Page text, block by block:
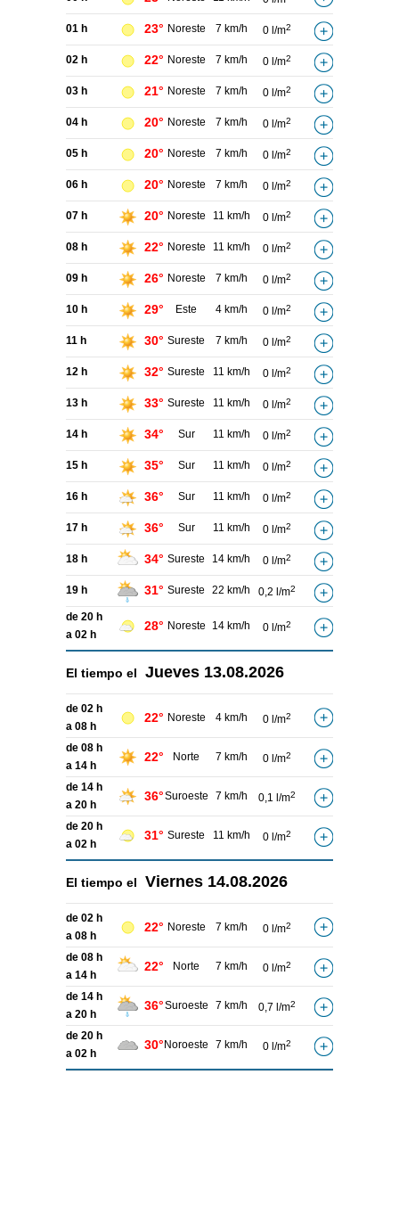
01 h 23° Noreste 7 km/h 0 l/m2
02 h 22° Noreste 7 km/h 0 l/m2
03 h 21° Noreste 7 km/h 0 l/m2
04 h 20° Noreste 7 km/h 0 l/m2
05 h 20° Noreste 7 km/h 0 l/m2
06 h 20° Noreste 7 km/h 0 l/m2
07 h 20° Noreste 11 km/h 0 l/m2
08 h 22° Noreste 11 km/h 0 l/m2
09 h 26° Noreste 7 km/h 0 l/m2
10 h 29° Este 4 km/h 0 l/m2
11 h 30° Sureste 7 km/h 0 l/m2
12 h 32° Sureste 11 km/h 0 l/m2
13 h 33° Sureste 11 km/h 0 l/m2
14 h 34° Sur 11 km/h 0 l/m2
15 h 35° Sur 11 km/h 0 l/m2
16 h 36° Sur 11 km/h 0 l/m2
17 h 36° Sur 11 km/h 0 l/m2
18 h 34° Sureste 14 km/h 0 l/m2
19 h 31° Sureste 22 km/h 0,2 l/m2
de 20 h
a 02 h
28° Noreste 14 km/h 0 l/m2
El tiempo el Jueves 13.08.2026
de 02 h
a 08 h
22° Noreste 4 km/h 0 l/m2
de 08 h
a 14 h
22° Norte 7 km/h 0 l/m2
de 14 h
a 20 h
36°Suroeste 7 km/h 0,1 l/m2
de 20 h
a 02 h
31° Sureste 11 km/h 0 l/m2
El tiempo el Viernes 14.08.2026
de 02 h
a 08 h
22° Noreste 7 km/h 0 l/m2
de 08 h
a 14 h
22° Norte 7 km/h 0 l/m2
de 14 h
a 20 h
36°Suroeste 7 km/h 0,7 l/m2
de 20 h
a 02 h
30° Noroeste 7 km/h 0 l/m2